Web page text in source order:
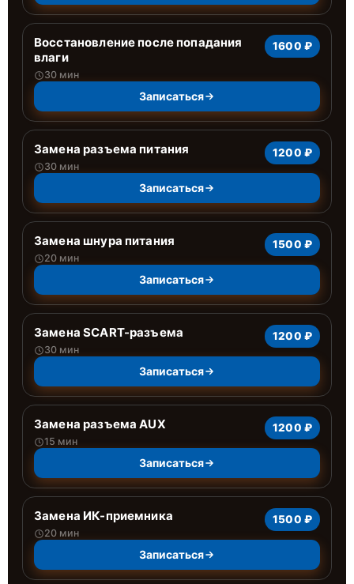
Восстановление после попадания
влаги
30 мин
1600 ₽
Записаться
Замена разъема питания
30 мин
1200 ₽
Записаться
Замена шнура питания
20 мин
1500 ₽
Записаться
Замена SCART-разъема
30 мин
1200 ₽
Записаться
Замена разъема AUX
15 мин
1200 ₽
Записаться
Замена ИК-приемника
20 мин
1500 ₽
Записаться